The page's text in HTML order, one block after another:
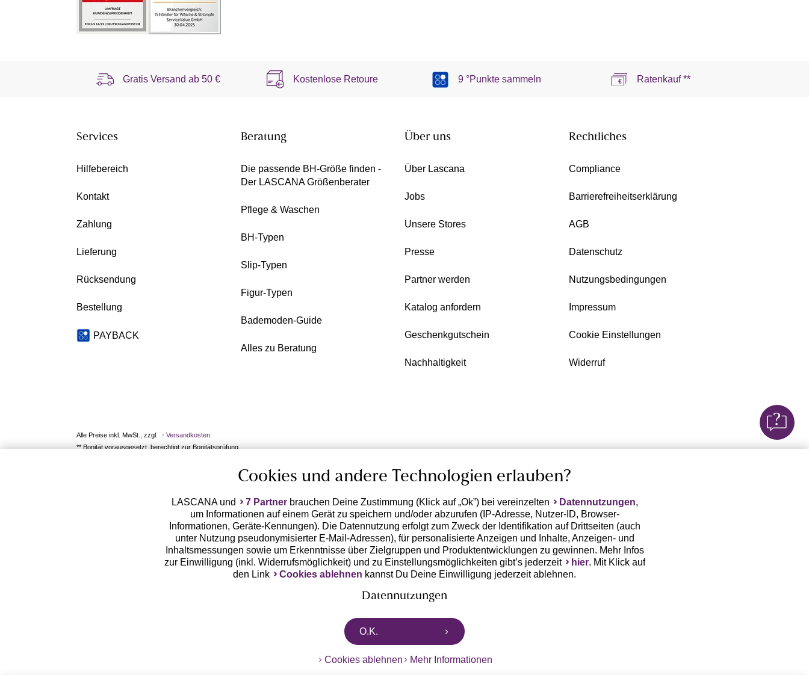
Gratis Versand ab50 € Kostenlose Retoure 9 °Punkte sammeln Ratenkauf **
Services
Hilfebereich
Kontakt
Zahlung
Lieferung
Rücksendung
Bestellung
PAYBACK
Beratung
Die passende BH-Größe finden -
Der LASCANA Größenberater
Pflege & Waschen
BH-Typen
Slip-Typen
Figur-Typen
Bademoden-Guide
Alles zu Beratung
Über uns
Über Lascana
Jobs
Unsere Stores
Presse
Partner werden
Katalog anfordern
Geschenkgutschein
Nachhaltigkeit
Rechtliches
Compliance
Barrierefreiheitserklärung
AGB
Datenschutz
Nutzungsbedingungen
Impressum
Cookie Einstellungen
Widerruf
Alle Preise inkl. MwSt., zzgl.
Versandkosten
** Bonität vorausgesetzt, berechtigt zur Bonitätsprüfung
Cookies und andere Technologien erlauben?
LASCANA und 7 Partnerbrauchen Deine Zustimmung (Klick auf „Ok”) bei vereinzelten Datennutzungen,
um Informationen auf einem Gerät zu speichern und/oder abzurufen (IP-Adresse, Nutzer-ID, Browser-
Informationen, Geräte-Kennungen). Die Datennutzung erfolgt zum Zweck der Identifikation auf Drittseiten (auch
unter Nutzung pseudonymisierter E-Mail-Adressen), für personalisierte Anzeigen und Inhalte, Anzeigen- und
Inhaltsmessungen sowie um Erkenntnisse über Zielgruppen und Produktentwicklungen zu gewinnen. Mehr Infos
zur Einwilligung (inkl. Widerrufsmöglichkeit) und zu Einstellungsmöglichkeiten gibt’s jederzeit
hier. Mit Klick auf
den Link
Cookies ablehnen kannst Du Deine Einwilligung jederzeit ablehnen.
Datennutzungen
LASCANA arbeitet mit Partnern zusammen, die von deinem Endgerät abgerufene Daten (Trackingdaten) oder die
von uns übermittelten pseudonymisierten Daten zur Aussteuerung unserer Werbung sowie auch zu eigenen
Erhebung der Trackingdaten bzw. die Übermittlung deiner pseudonymisierten Daten, sondern auch deren
O.K.
Cookies ablehnen Mehr Informationen